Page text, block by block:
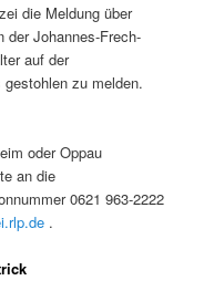
die Meldung über
der Johannes-Frech-
auf der
zu melden.
oder Oppau
an die
0621 963-2222
.